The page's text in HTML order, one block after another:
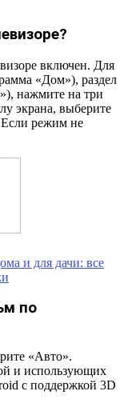
включен. Для
«Дом»), раздел
нажмите на три
экрана, выберите
режим не
и для дачи: все
по
«Авто».
и использующих
с поддержкой 3D